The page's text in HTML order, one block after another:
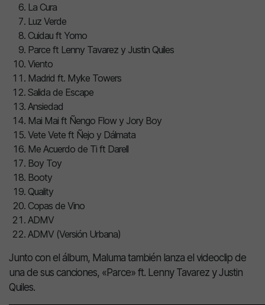
La Cura
Luz Verde
Cuidau ft Yomo
Parce ft Lenny Tavarez y Justin Quiles
Viento
Madrid ft. Myke Towers
Salida de Escape
Ansiedad
Mai Mai ft Ñengo Flow y Jory Boy
Vete Vete ft Ñejo y Dálmata
Me Acuerdo de Ti ft Darell
Boy Toy
Booty
Quality
Copas de Vino
ADMV
ADMV (Versión Urbana)
Junto con el álbum, Maluma también lanza el videoclip de
una de sus canciones, «Parce» ft. Lenny Tavarez y Justin
Quiles.